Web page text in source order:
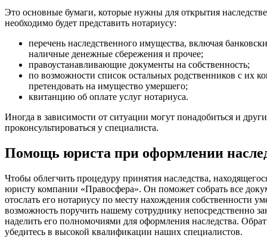
Это основные бумаги, которые нужны для открытия
необходимо будет представить нотариусу:
перечень наследственного имущества, включая
наличные денежные сбережения и прочее;
правоустанавливающие документы на собственность;
по возможности список остальных родственников с их
претендовать на имущество умершего;
квитанцию об оплате услуг нотариуса.
Иногда в зависимости от ситуации могут понадобиться и
проконсультироваться у специалиста.
Помощь юриста при оформлении
Чтобы облегчить процедуру принятия наследства,
юристу компании «Правосфера». Он поможет собрать все
отослать его нотариусу по месту нахождения собственности
возможность поручить нашему сотруднику непосредственно
наделить его полномочиями для оформления наследства.
убедитесь в высокой квалификации наших специалистов.